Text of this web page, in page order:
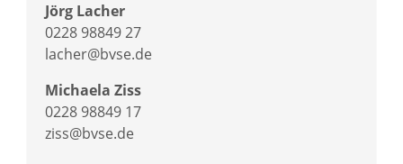
Jörg Lacher
0228 98849 27
lacher@bvse.de
Michaela Ziss
0228 98849 17
ziss@bvse.de